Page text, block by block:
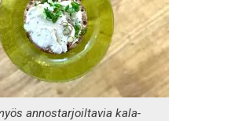
annostarjoiltavia kala-